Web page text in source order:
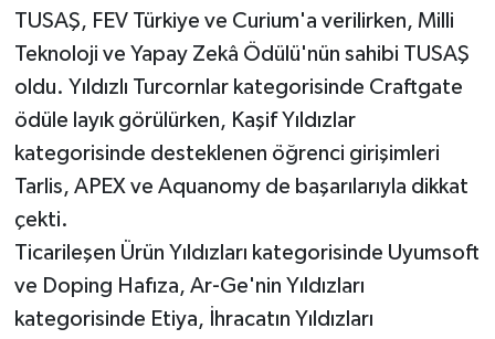
TUSAŞ, FEV Türkiye ve Curium'a verilirken, Milli
Teknoloji ve Yapay Zekâ Ödülü'nün sahibi TUSAŞ
oldu. Yıldızlı Turcornlar kategorisinde Craftgate
ödüle layık görülürken, Kaşif Yıldızlar
kategorisinde desteklenen öğrenci girişimleri
Tarlis, APEX ve Aquanomy de başarılarıyla dikkat
çekti.
Ticarileşen Ürün Yıldızları kategorisinde Uyumsoft
ve Doping Hafıza, Ar-Ge'nin Yıldızları
kategorisinde Etiya, İhracatın Yıldızları